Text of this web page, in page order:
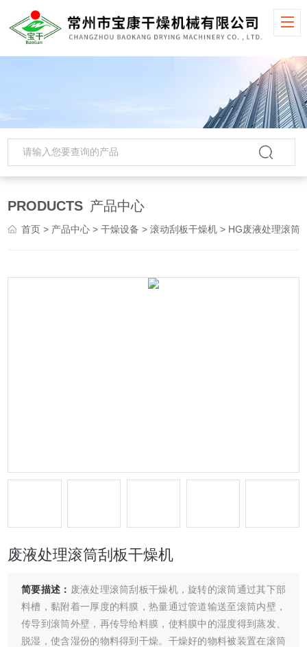
PRODUCTS 产品中心
首页 > 产品中心 >干燥设备 >滚动刮板干燥机 > HG废液处理滚筒刮板干燥机
废液处理滚筒刮板干燥机
简要描述： 废液处理滚筒刮板干燥机，旋转的滚筒通过其下部
料槽，黏附着一厚度的料膜，热量通过管道输送至滚筒内壁，
传导到滚筒外壁，再传导给料膜，使料膜中的湿度得到蒸发、
脱湿，使含湿份的物料得到干燥。干燥好的物料被装置在滚筒